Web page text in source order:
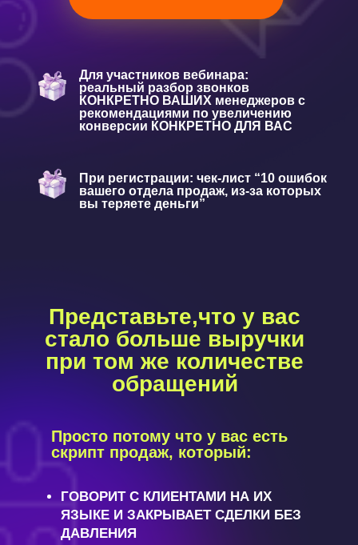
При регистрации: чек-лист “10 ошибок
вашего отдела продаж, из-за которых
вы теряете деньги”
Для участников вебинара:
реальный разбор звонков
КОНКРЕТНО ВАШИХ менеджеров с
рекомендациями по увеличению
конверсии КОНКРЕТНО ДЛЯ ВАС
Представьте,что у вас
стало больше выручки
при том же количестве
обращений
Просто потому что у вас есть
скрипт продаж, который:
ГОВОРИТ С КЛИЕНТАМИ НА ИХ
ЯЗЫКЕ И ЗАКРЫВАЕТ СДЕЛКИ БЕЗ
ДАВЛЕНИЯ